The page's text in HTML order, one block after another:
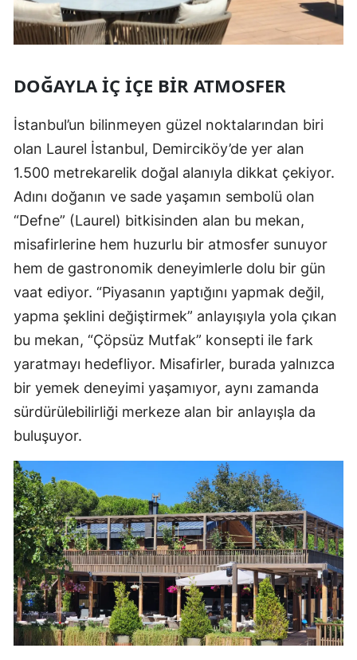
DOĞAYLA İÇ İÇE BIR ATMOSFER
İstanbul’un bilinmeyen güzel noktalarından biri
olan Laurel İstanbul, Demirciköy’de yer alan
1.500 metrekarelik doğal alanıyla dikkat çekiyor.
Adını doğanın ve sade yaşamın sembolü olan
“Defne” (Laurel) bitkisinden alan bu mekan,
misafirlerine hem huzurlu bir atmosfer sunuyor
hem de gastronomik deneyimlerle dolu bir gün
vaat ediyor. “Piyasanın yaptığını yapmak değil,
yapma şeklini değiştirmek” anlayışıyla yola çıkan
bu mekan, “Çöpsüz Mutfak” konsepti ile fark
yaratmayı hedefliyor. Misafirler, burada yalnızca
bir yemek deneyimi yaşamıyor, aynı zamanda
sürdürülebilirliği merkeze alan bir anlayışla da
buluşuyor.